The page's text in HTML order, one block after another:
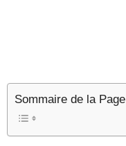
Sommaire de la Page